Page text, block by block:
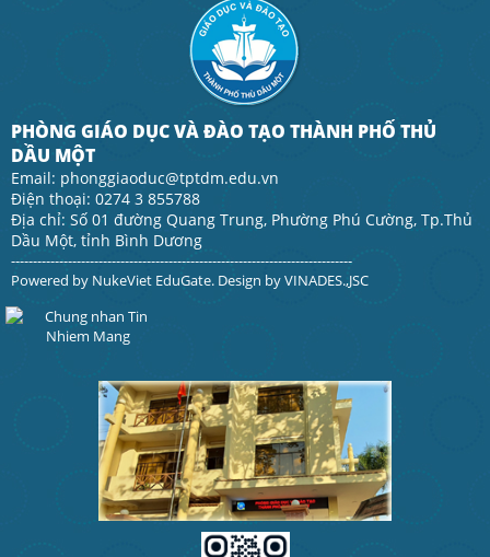
PHÒNG GIÁO DỤC VÀ ĐÀO TẠO THÀNH PHỐ THỦ
DẦU MỘT
Email: phonggiaoduc@tptdm.edu.vn
Điện thoại: 0274 3 855788
Địa chỉ: Số 01 đường Quang Trung, Phường Phú Cường, Tp.Thủ
Dầu Một, tỉnh Bình Dương
------------------------------------------------------------------------------
Powered by NukeViet EduGate. Design byVINADES.,JSC